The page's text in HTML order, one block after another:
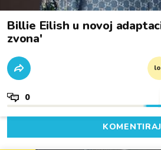
Billie Eilish u novoj
zvona'
0
KOMENTIRAJ